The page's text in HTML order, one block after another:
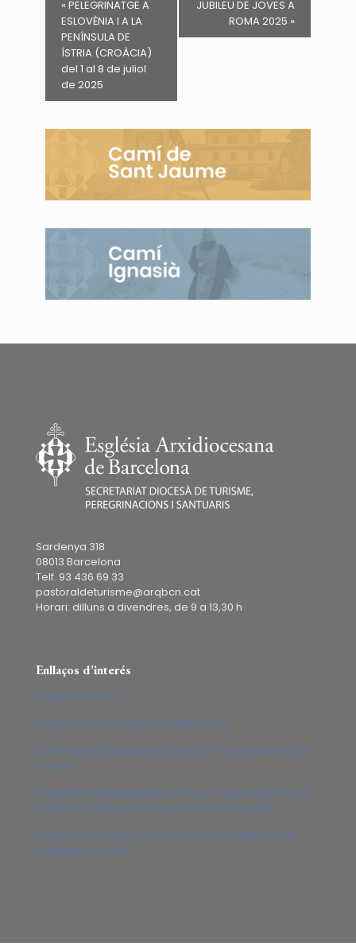
« PELEGRINATGE A
ESLOVÈNIA I A LA
PENÍNSULA DE
ÍSTRIA (CROÀCIA)
del 1 al 8 de juliol
de 2025
JUBILEU DE JOVES A
ROMA 2025 »
Sardenya 318
08013 Barcelona
Telf. 93 436 69 33
pastoraldeturisme@arqbcn.cat
Horari: dilluns a divendres, de 9 a 13,30 h
Enllaços d’interés
Catalonia Sacra
Església Arxidiocesana de Barcelona
Conferencia Episcopal Española – Departamento de
Turismo
Conferencia Episcopal Española – Departamento de
Santuarios, Peregrinaciones y Piedad Popular
Pontificio Consiglio per la promozione della nuova
evangelizzazione